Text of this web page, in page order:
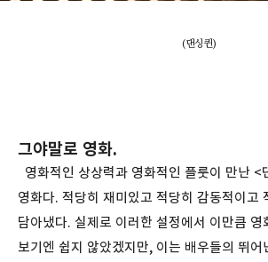
(댄싱퀸)
그야말로 영화.
영화적인 상상력과 영화적인 플룻이 만난 <
영화다. 적당히 재미있고 적당히 감동적이고
담아냈다. 실제로 이러한 설정에서 이만큼 영
보기엔 쉽지 않았겠지만, 이는 배우들의 뛰어